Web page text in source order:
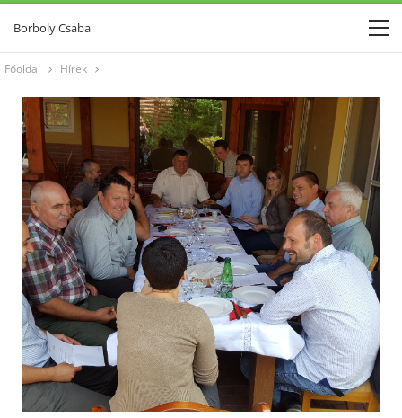
Borboly Csaba
Főoldal Hírek